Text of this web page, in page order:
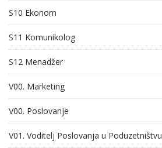
S10 Ekonom
S11 Komunikolog
S12 Menadžer
V00. Marketing
V00. Poslovanje
V01. Voditelj Poslovanja u Poduzetništvu